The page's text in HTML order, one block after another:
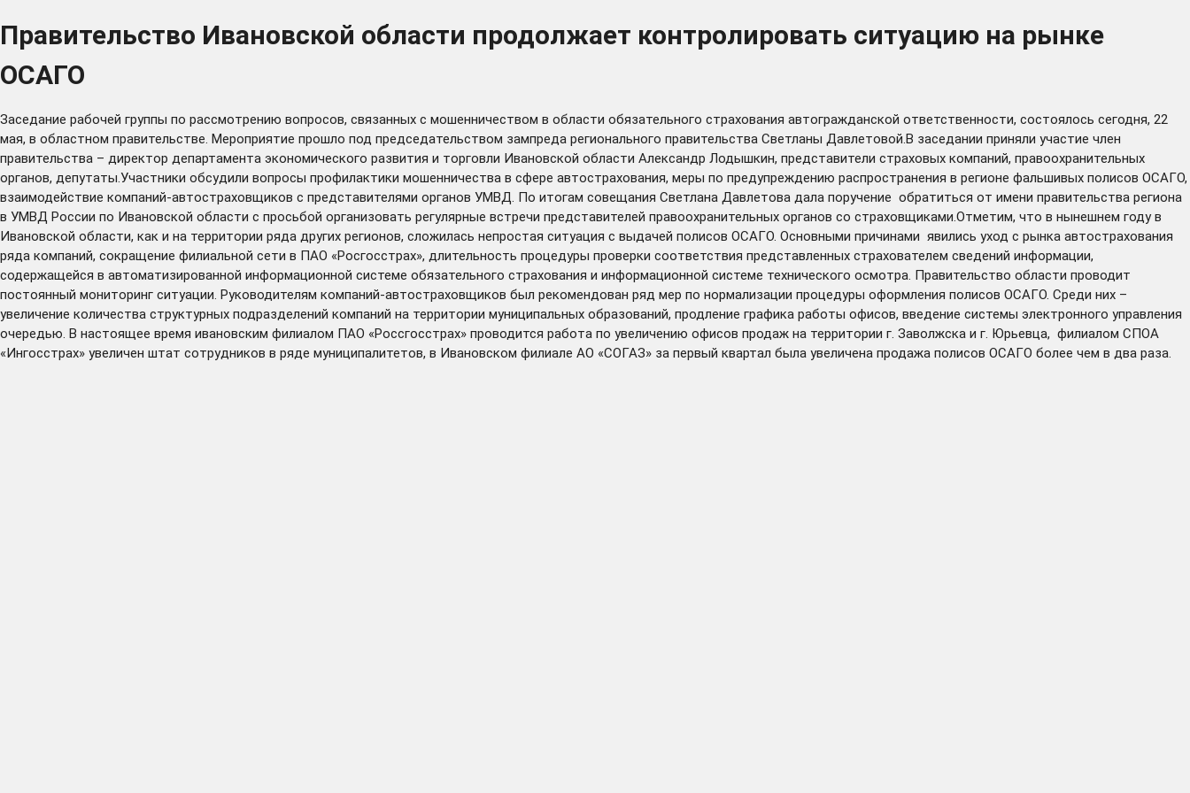
Правительство Ивановской области продолжает контролировать ситуацию на рынке
ОСАГО
Заседание рабочей группы по рассмотрению вопросов, связанных с мошенничеством в области обязательного страхования автогражданской ответственности, состоялось сегодня, 22
мая, в областном правительстве. Мероприятие прошло под председательством зампреда регионального правительства Светланы Давлетовой.В заседании приняли участие член
правительства – директор департамента экономического развития и торговли Ивановской области Александр Лодышкин, представители страховых компаний, правоохранительных
органов, депутаты.Участники обсудили вопросы профилактики мошенничества в сфере автострахования, меры по предупреждению распространения в регионе фальшивых полисов ОСАГО,
взаимодействие компаний-автостраховщиков с представителями органов УМВД. По итогам совещания Светлана Давлетова дала поручение обратиться от имени правительства региона
в УМВД России по Ивановской области с просьбой организовать регулярные встречи представителей правоохранительных органов со страховщиками.Отметим, что в нынешнем году в
Ивановской области, как и на территории ряда других регионов, сложилась непростая ситуация с выдачей полисов ОСАГО. Основными причинами явились уход с рынка автострахования
ряда компаний, сокращение филиальной сети в ПАО «Росгосстрах», длительность процедуры проверки соответствия представленных страхователем сведений информации,
содержащейся в автоматизированной информационной системе обязательного страхования и информационной системе технического осмотра. Правительство области проводит
постоянный мониторинг ситуации. Руководителям компаний-автостраховщиков был рекомендован ряд мер по нормализации процедуры оформления полисов ОСАГО. Среди них –
увеличение количества структурных подразделений компаний на территории муниципальных образований, продление графика работы офисов, введение системы электронного управления
очередью. В настоящее время ивановским филиалом ПАО «Россгосстрах» проводится работа по увеличению офисов продаж на территории г. Заволжска и г. Юрьевца, филиалом СПОА
«Ингосстрах» увеличен штат сотрудников в ряде муниципалитетов, в Ивановском филиале АО «СОГАЗ» за первый квартал была увеличена продажа полисов ОСАГО более чем в два раза.